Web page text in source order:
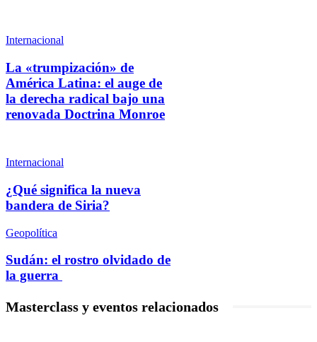
Internacional
La «trumpización» de
América Latina: el auge de
la derecha radical bajo una
renovada Doctrina Monroe
Internacional
¿Qué significa la nueva
bandera de Siria?
Geopolítica
Sudán: el rostro olvidado de
la guerra
Masterclass y eventos relacionados